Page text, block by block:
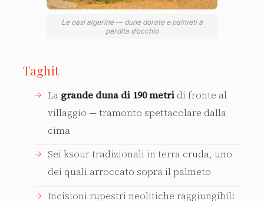
Le oasi algerine — dune dorate e palmeti a
perdita d’occhio
Taghit
La grande duna di 190 metridi fronte al
villaggio — tramonto spettacolare dalla
cima
Sei ksour tradizionali in terra cruda, uno
dei quali arroccato sopra il palmeto
Incisioni rupestri neolitiche raggiungibili